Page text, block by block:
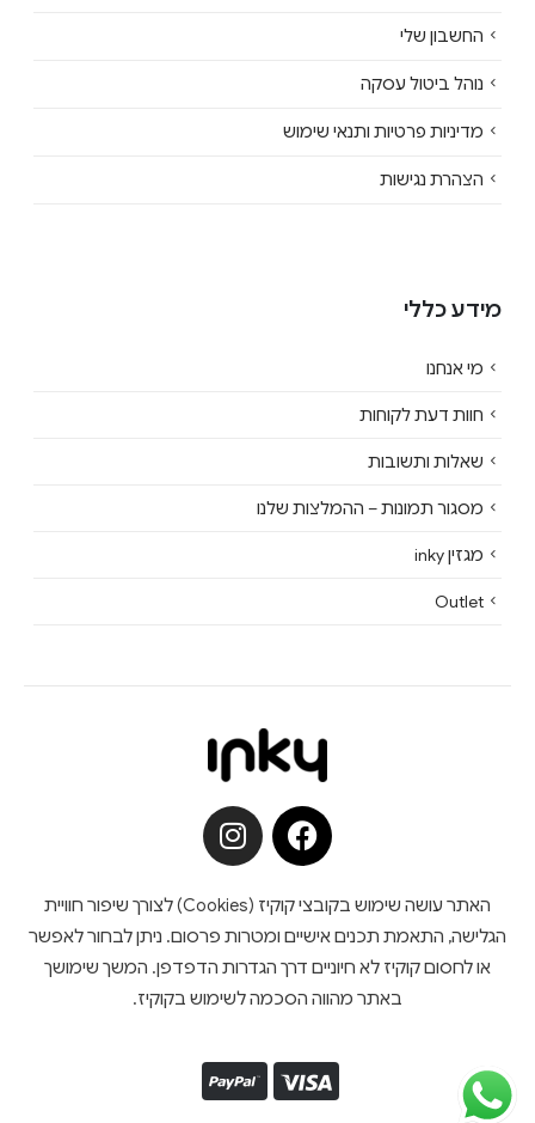
החשבון שלי
נוהל ביטול עסקה
מדיניות פרטיות ותנאי שימוש
הצהרת נגישות
מידע כללי
מי אנחנו
חוות דעת לקוחות
שאלות ותשובות
מסגור תמונות – ההמלצות שלנו
מגזין inky
Outlet
האתר עושה שימוש בקובצי קוקיז (Cookies) לצורך שיפור חוויית
הגלישה, התאמת תכנים אישיים ומטרות פרסום. ניתן לבחור לאפשר
או לחסום קוקיז לא חיוניים דרך הגדרות הדפדפן. המשך שימושך
באתר מהווה הסכמה לשימוש בקוקיז.